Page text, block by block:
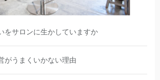
をサロンに生かしていますか
がうまくいかない理由